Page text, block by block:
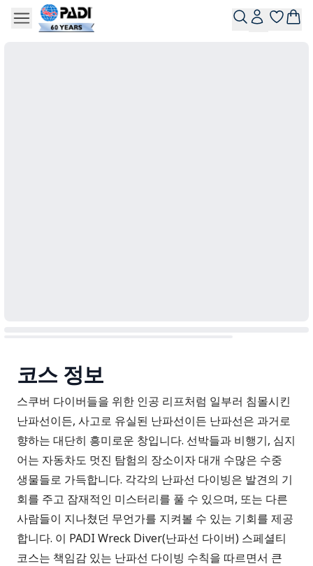
코스 정보
스쿠버 다이버들을 위한 인공 리프처럼 일부러 침몰시킨
난파선이든, 사고로 유실된 난파선이든 난파선은 과거로
향하는 대단히 흥미로운 창입니다. 선박들과 비행기, 심지
어는 자동차도 멋진 탐험의 장소이자 대개 수많은 수중
생물들로 가득합니다. 각각의 난파선 다이빙은 발견의 기
회를 주고 잠재적인 미스터리를 풀 수 있으며, 또는 다른
사람들이 지나쳤던 무언가를 지켜볼 수 있는 기회를 제공
합니다. 이 PADI Wreck Diver(난파선 다이버) 스페셜티
코스는 책임감 있는 난파선 다이빙 수칙을 따르면서 큰